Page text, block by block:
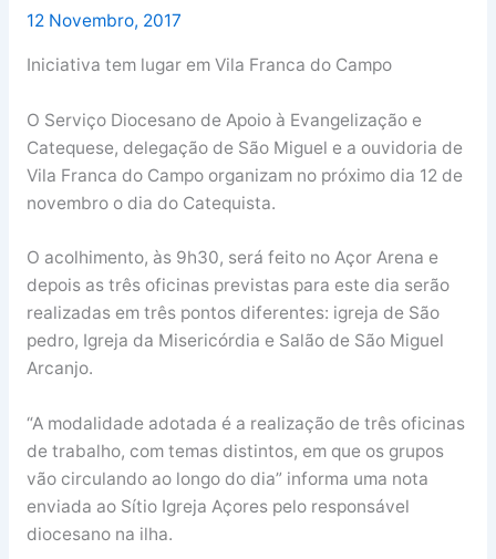
12 Novembro, 2017
Iniciativa tem lugar em Vila Franca do Campo
O Serviço Diocesano de Apoio à Evangelização e
Catequese, delegação de São Miguel e a ouvidoria de
Vila Franca do Campo organizam no próximo dia 12 de
novembro o dia do Catequista.
O acolhimento, às 9h30, será feito no Açor Arena e
depois as três oficinas previstas para este dia serão
realizadas em três pontos diferentes: igreja de São
pedro, Igreja da Misericórdia e Salão de São Miguel
Arcanjo.
“A modalidade adotada é a realização de três oficinas
de trabalho, com temas distintos, em que os grupos
vão circulando ao longo do dia” informa uma nota
enviada ao Sítio Igreja Açores pelo responsável
diocesano na ilha.